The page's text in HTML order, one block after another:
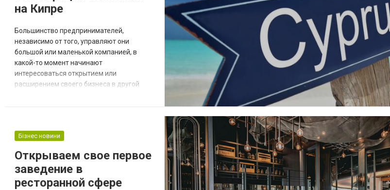
на Кипре
Большинство предпринимателей,
независимо от того, управляют они
большой или маленькой компанией, в
какой-то момент начинают
интересоваться открытием или
расширением своего бизнеса в другой
выгоды от создания компании в другой
предпринимателей искать страны с
лучшими налогов...
Бізнес новини
Открываем свое первое
заведение в
ресторанной сфере